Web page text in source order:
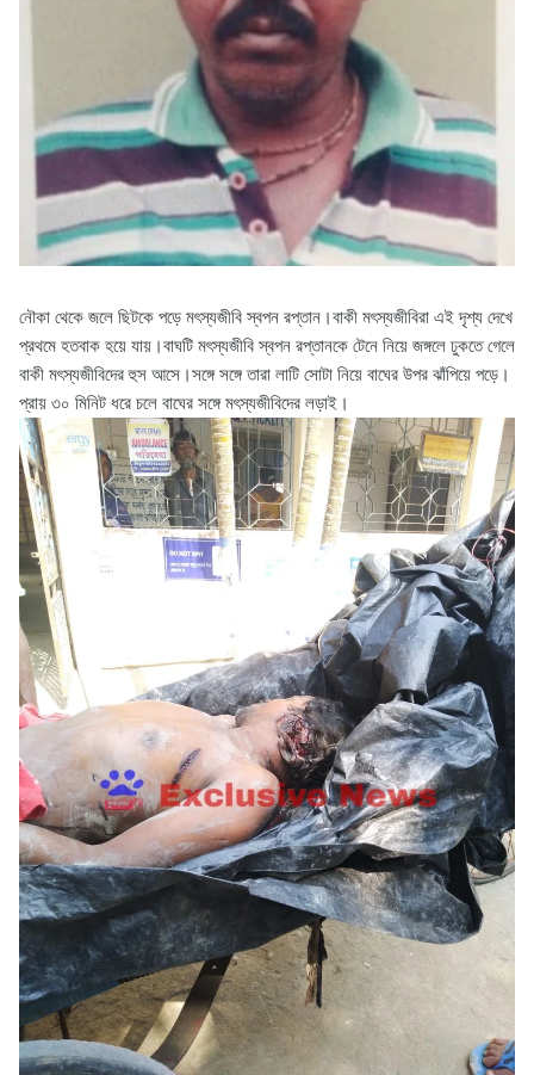
নৌকা থেকে জলে ছিটকে পড়ে মৎস্যজীবি স্বপন রপ্তান।বাকী মৎস্যজীবিরা এই দৃশ্য দেখে
প্রথমে হতবাক হয়ে যায়।বাঘটি মৎস্যজীবি স্বপন রপ্তানকে টেনে নিয়ে জঙ্গলে ঢুকতে গেলে
বাকী মৎস্যজীবিদের হুস আসে।সঙ্গে সঙ্গে তারা লাটি সোটা নিয়ে বাঘের উপর ঝাঁপিয়ে পড়ে।
প্রায় ৩০ মিনিট ধরে চলে বাঘের সঙ্গে মৎস্যজীবিদের লড়াই।